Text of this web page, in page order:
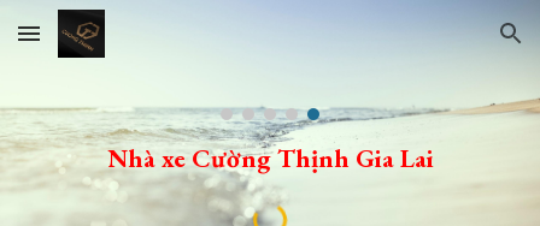
Skip to main content Skip to navigation
Nhà xe Cường Thịnh Gia Lai